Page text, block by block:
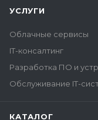
УСЛУГИ
Облачные сервисы
IT-консалтинг
Разработка ПО и
Обслуживание IT-
КАТАЛОГ